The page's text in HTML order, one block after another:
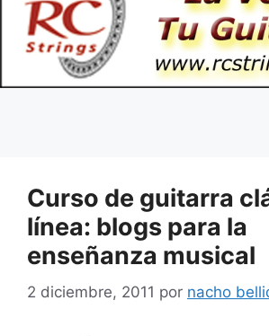
Curso de guitarra
línea: blogs para la
enseñanza musical
2 diciembre, 2011 por nacho